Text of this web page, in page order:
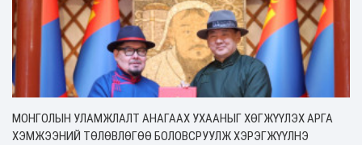
МОНГОЛЫН УЛАМЖЛАЛТ АНАГААХ УХААНЫГ ХӨГЖҮҮЛЭХ АРГА
ХЭМЖЭЭНИЙ ТӨЛӨВЛӨГӨӨ БОЛОВСРУУЛЖ ХЭРЭГЖҮҮЛНЭ